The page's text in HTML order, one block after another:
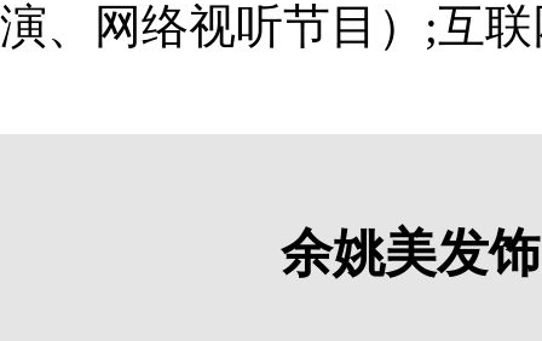
演、网络视听节目）;互
余姚美发